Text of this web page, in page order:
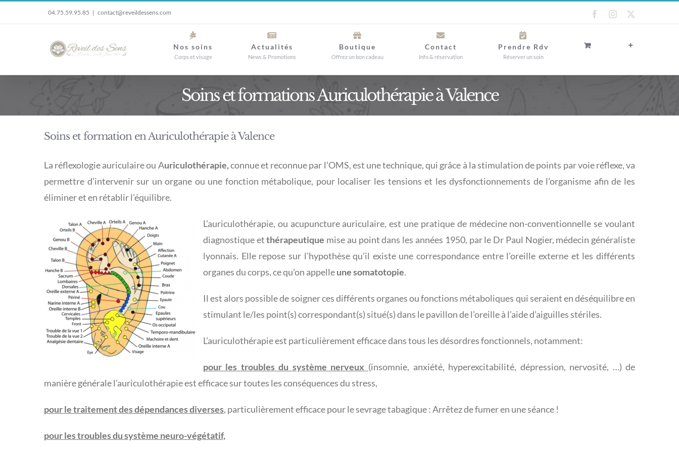
au
04.75.59.95.85 | contact@reveildessens.com FacebookInstagram
Nos soins
Corps et visage
Actualités
News & Promotions
Boutique
Offrez un bon cadeau
Contact
Info & réservation
Prendre Rdv
Réserver un soin
Soins et formations Auriculothérapie à Valence
Soins et formation en Auriculothérapie à Valence
La réflexologie auriculaire ou Auriculothérapie,connue et reconnue par l’OMS, est une technique, qui grâce à la stimulation de points par voie réflexe, va
permettre d’intervenir sur un organe ou une fonction métabolique, pour localiser les tensions et les dysfonctionnements de l’organisme afin de les
éliminer et en rétablir l’équilibre.
L’auriculothérapie, ou acupuncture auriculaire, est une pratique de médecine non-conventionnelle se voulant
diagnostique etthérapeutique mise au point dans les années 1950, par le Dr Paul Nogier, médecin généraliste
lyonnais. Elle repose sur l’hypothèse qu’il existe une correspondance entre l’oreille externe et les différents
organes du corps, ce qu’on appelleune somatotopie.
Il est alors possible de soigner ces différents organes ou fonctions métaboliques qui seraient en déséquilibre en
stimulant le/les point(s) correspondant(s) situé(s) dans le pavillon de l’oreille à l’aide d’aiguilles stériles.
L’auriculothérapie est particulièrement efficace dans tous les désordres fonctionnels, notamment:
pour les troubles du système nerveux (insomnie, anxiété, hyperexcitabilité, dépression, nervosité, …) de
manière générale l’auriculothérapie est efficace sur toutes les conséquences du stress,
pour le traitement des dépendances diverses, particulièrement efficace pour le sevrage tabagique : Arrêtez de fumer en une séance !
pour les troubles du système neuro-végétatif,